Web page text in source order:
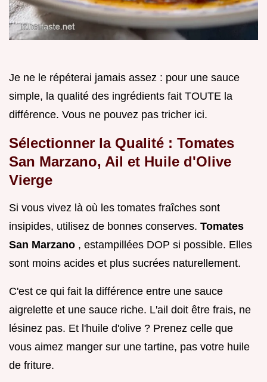
Je ne le répéterai jamais assez : pour une sauce
simple, la qualité des ingrédients fait TOUTE la
différence. Vous ne pouvez pas tricher ici.
Sélectionner la Qualité : Tomates
San Marzano, Ail et Huile d'Olive
Vierge
Si vous vivez là où les tomates fraîches sont
insipides, utilisez de bonnes conserves. Tomates
San Marzano , estampillées DOP si possible. Elles
sont moins acides et plus sucrées naturellement.
C'est ce qui fait la différence entre une sauce
aigrelette et une sauce riche. L'ail doit être frais, ne
lésinez pas. Et l'huile d'olive ? Prenez celle que
vous aimez manger sur une tartine, pas votre huile
de friture.